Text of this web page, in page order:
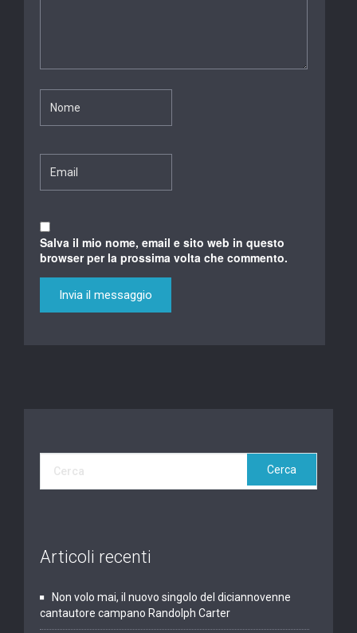
Salva il mio nome, email e sito web in questo
browser per la prossima volta che commento.
Articoli recenti
Non volo mai, il nuovo singolo del diciannovenne
cantautore campano Randolph Carter